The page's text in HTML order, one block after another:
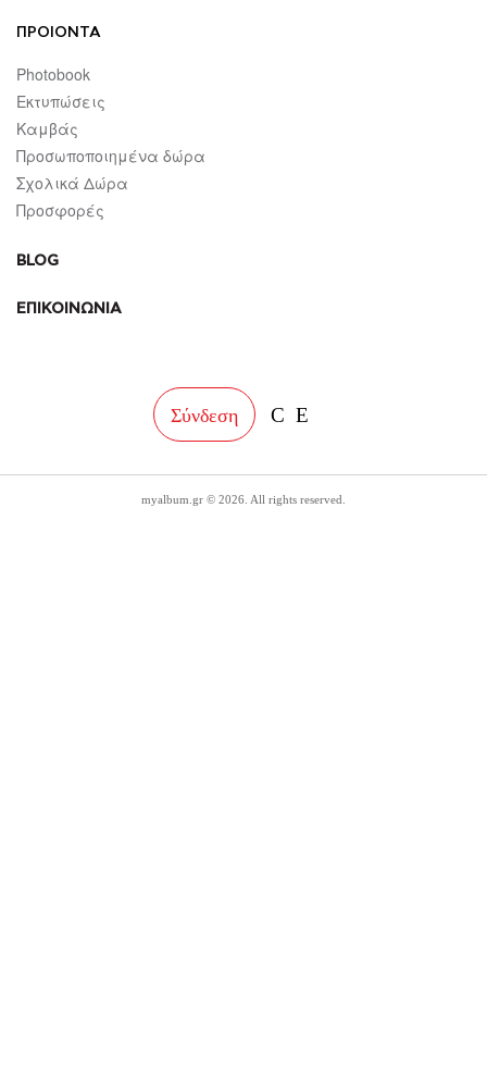
ΠΡΟΙΟΝΤΑ
Photobook
Εκτυπώσεις
Καμβάς
Προσωποποιημένα δώρα
Σχολικά Δώρα
Προσφορές
BLOG
ΕΠΙΚΟΙΝΩΝΙΑ
Σύνδεση facebook
myalbum.gr © 2026. All rights reserved.